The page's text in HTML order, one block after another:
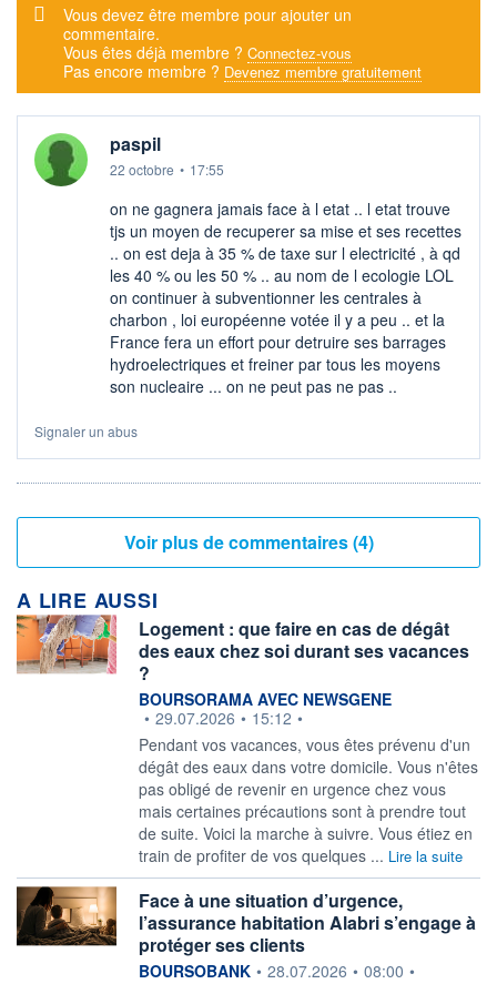
Message d'alerte
Vous devez être membre pour ajouter un
commentaire.
Vous êtes déjà membre ? Connectez-vous
Pas encore membre ? Devenez membre gratuitement
paspil
22 octobre • 17:55
on ne gagnera jamais face à l etat .. l etat trouve
tjs un moyen de recuperer sa mise et ses recettes
.. on est deja à 35 % de taxe sur l electricité , à qd
les 40 % ou les 50 % .. au nom de l ecologie LOL
on continuer à subventionner les centrales à
charbon , loi européenne votée il y a peu .. et la
France fera un effort pour detruire ses barrages
hydroelectriques et freiner par tous les moyens
son nucleaire ... on ne peut pas ne pas ..
Signaler un abus
Voir plus de commentaires (4)
A LIRE AUSSI
Logement : que faire en cas de dégât
des eaux chez soi durant ses vacances
?
information fournie par
BOURSORAMA AVEC NEWSGENE
• 29.07.2026 • 15:12 •
Pendant vos vacances, vous êtes prévenu d'un
dégât des eaux dans votre domicile. Vous n'êtes
pas obligé de revenir en urgence chez vous
mais certaines précautions sont à prendre tout
de suite. Voici la marche à suivre. Vous étiez en
train de profiter de vos quelques ... Lire la suite
Face à une situation d’urgence,
l’assurance habitation Alabri s’engage à
protéger ses clients
information fournie par
BOURSOBANK • 28.07.2026 • 08:00 •